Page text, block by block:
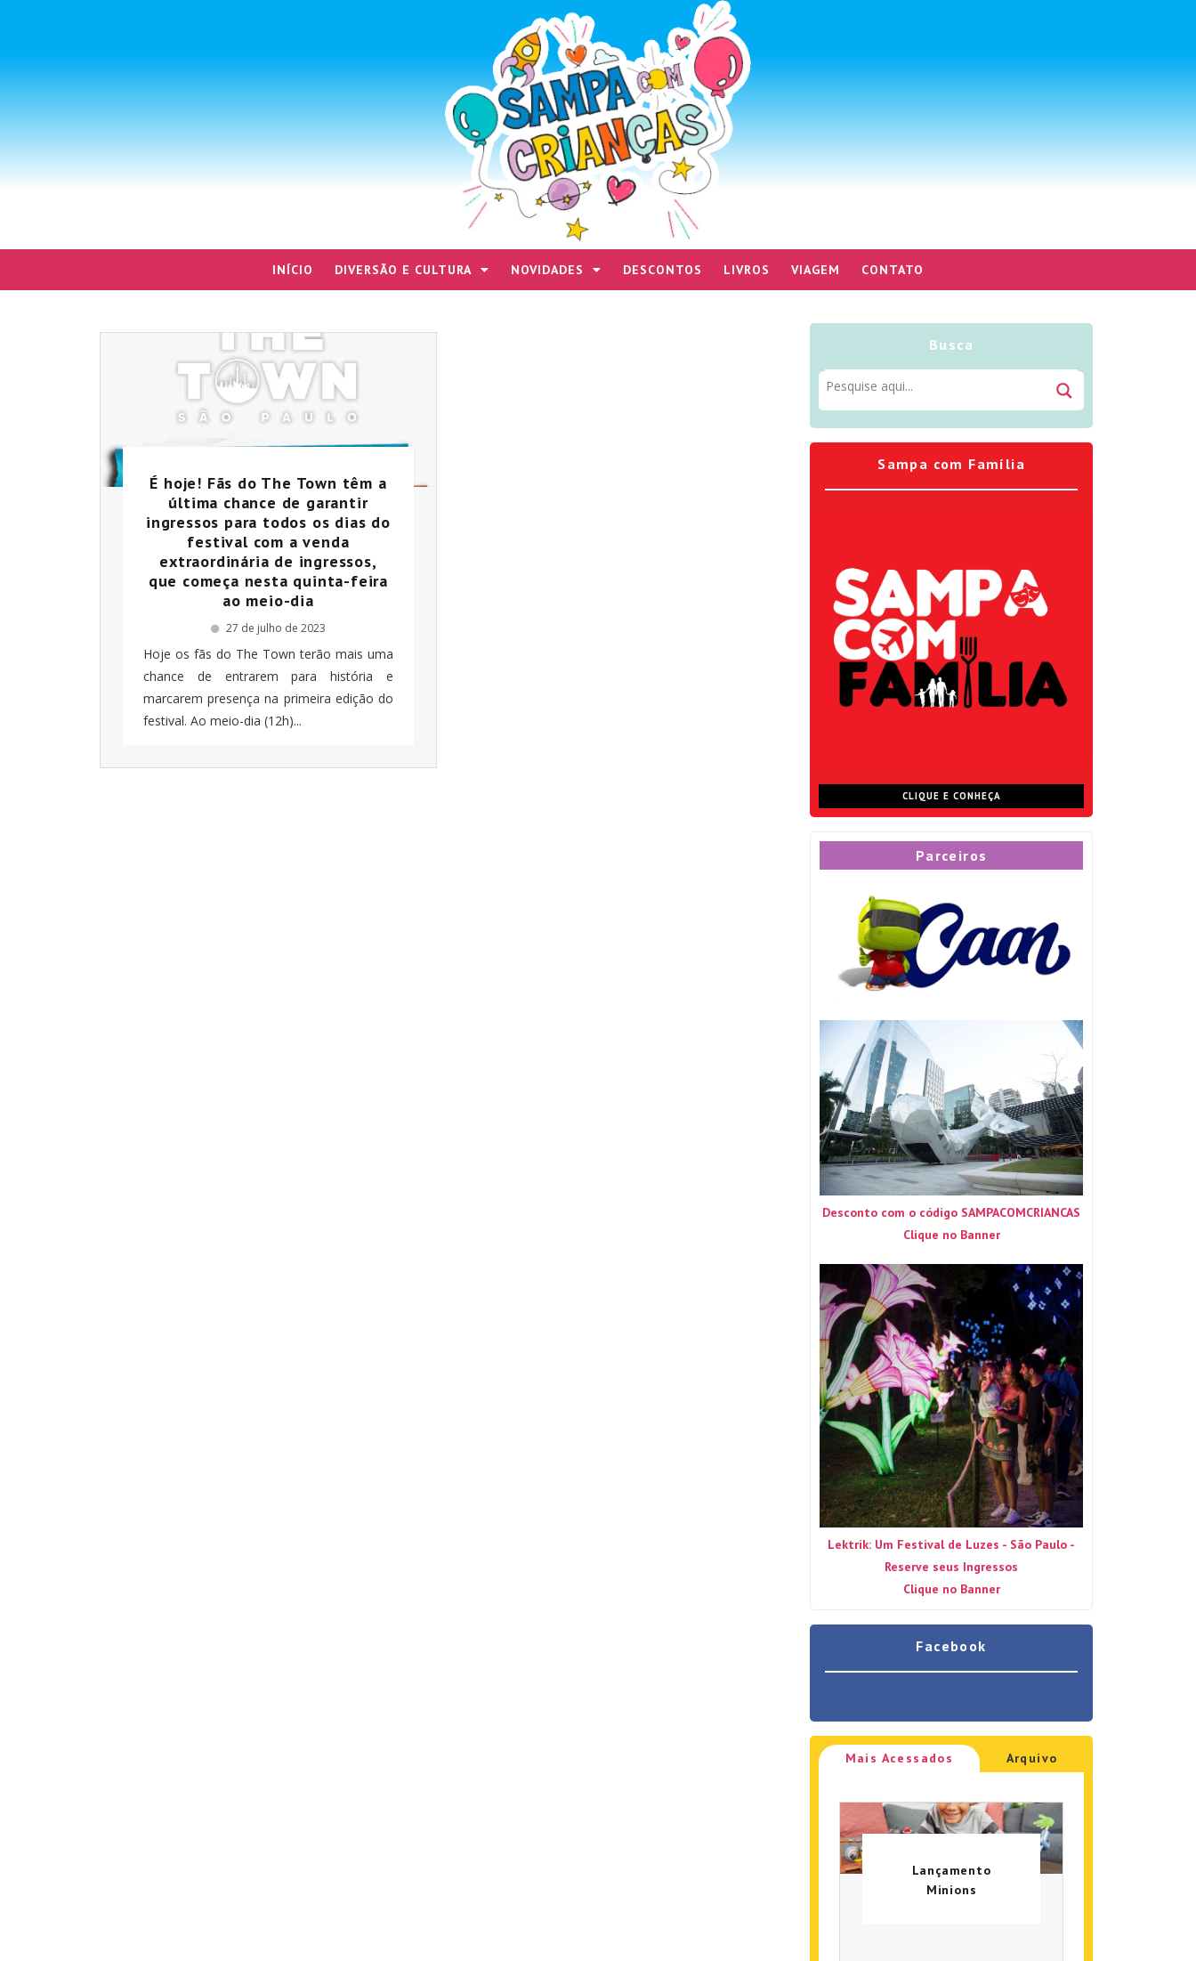
INÍCIO DIVERSÃO E CULTURA NOVIDADES DESCONTOS LIVROS VIAGEM CONTATO
É hoje! Fãs do The Town têm a
última chance de garantir
ingressos para todos os dias do
festival com a venda
extraordinária de ingressos,
que começa nesta quinta-feira
ao meio-dia
27 de julho de 2023
Hoje os fãs do The Town terão mais uma
chance de entrarem para história e
marcarem presença na primeira edição do
festival. Ao meio-dia (12h)...
Busca
Sampa com Família
CLIQUE E CONHEÇA
Parceiros
Desconto com o código SAMPACOMCRIANCAS
Clique no Banner
Lektrik: Um Festival de Luzes - São Paulo -
Reserve seus Ingressos
Clique no Banner
Facebook
Mais Acessados Arquivo
Lançamento
Minions